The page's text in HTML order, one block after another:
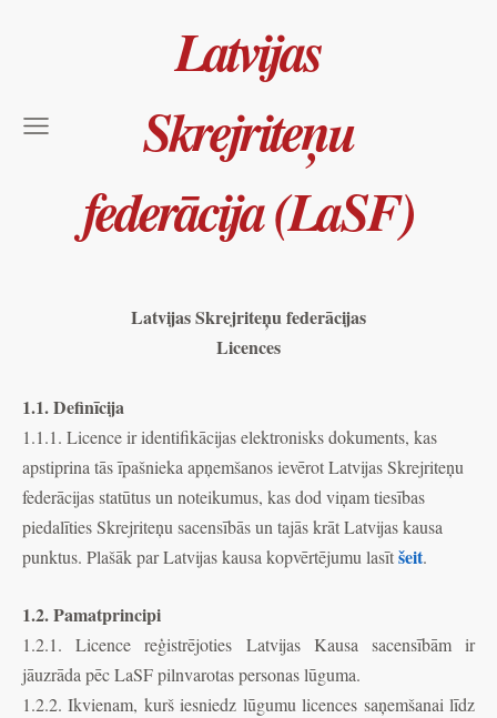
Latvijas
Skrejriteņu
federācija (LaSF)
Latvijas Skrejriteņu federācijas
Licences
1.1. Definīcija
1.1.1. Licence ir identifikācijas elektronisks dokuments, kas
apstiprina tās īpašnieka apņemšanos ievērot Latvijas Skrejriteņu
federācijas statūtus un noteikumus, kas dod viņam tiesības
piedalīties Skrejriteņu sacensībās un tajās krāt Latvijas kausa
punktus. Plašāk par Latvijas kausa kopvērtējumu lasītšeit.
1.2. Pamatprincipi
1.2.1. Licence reģistrējoties Latvijas Kausa sacensībām ir
jāuzrāda pēc LaSF pilnvarotas personas lūguma.
1.2.2. Ikvienam, kurš iesniedz lūgumu licences saņemšanai līdz